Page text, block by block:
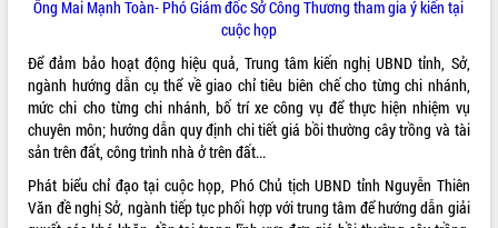
thi Sáng tạo Kỹ thuật 2024 - 2025
Đắk Lắk rà soát, điều chỉnh Đề án 190
về phát triển nuôi trồng thủy sản
Phó Chủ tịch UBND tỉnh Đắk Lắk
Trương Công Thái kiểm tra thực địa
Dự án cao tốc Khánh Hòa - Buôn Ma
Thuột
Định vị cà phê Việt Nam như một “di
sản sống” trong dòng chảy toàn cầu
Ông Mai Mạnh Toàn- Phó Giám đốc Sở Công Thương tham gia ý kiến tại
cuộc họp
Để đảm bảo hoạt động hiệu quả, Trung tâm kiến nghị UBND tỉnh, Sở,
ngành hướng dẫn cụ thể về giao chỉ tiêu biên chế cho từng chi nhánh,
mức chi cho từng chi nhánh, bố trí xe công vụ để thực hiện nhiệm vụ
chuyên môn; hướng dẫn quy định chi tiết giá bồi thường cây trồng và tài
sản trên đất, công trình nhà ở trên đất...
Phát biểu chỉ đạo tại cuộc họp, Phó Chủ tịch UBND tỉnh Nguyễn Thiên
Văn đề nghị Sở, ngành tiếp tục phối hợp với trung tâm để hướng dẫn giải